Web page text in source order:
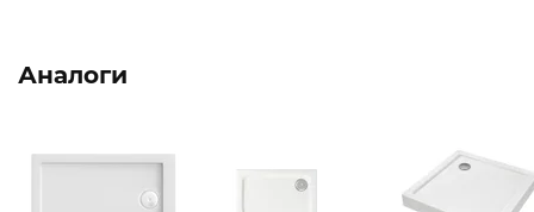
Аналоги